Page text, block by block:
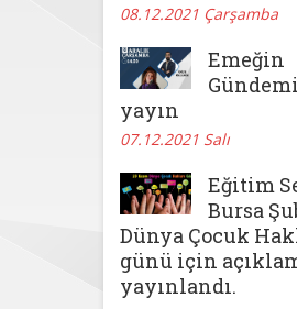
08.12.2021 Çarşamba
Emeğin
yayın
07.12.2021 Salı
Eğitim
Bursa
Dünya Çocuk
günü için
yayınlandı.